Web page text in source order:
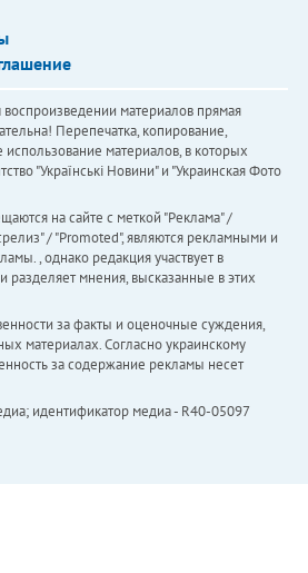
материалов прямая
Перепечатка, копирование,
материалов, в которых
"Українськi Новини" и "Украинская Фото
на сайте с меткой "Реклама" /
/ "Promoted", являются рекламными и
, однако редакция участвует в
разделяет мнения, высказанные в этих
за факты и оценочные суждения,
материалах. Согласно украинскому
за содержание рекламы несет
идентификатор медиа - R40-05097